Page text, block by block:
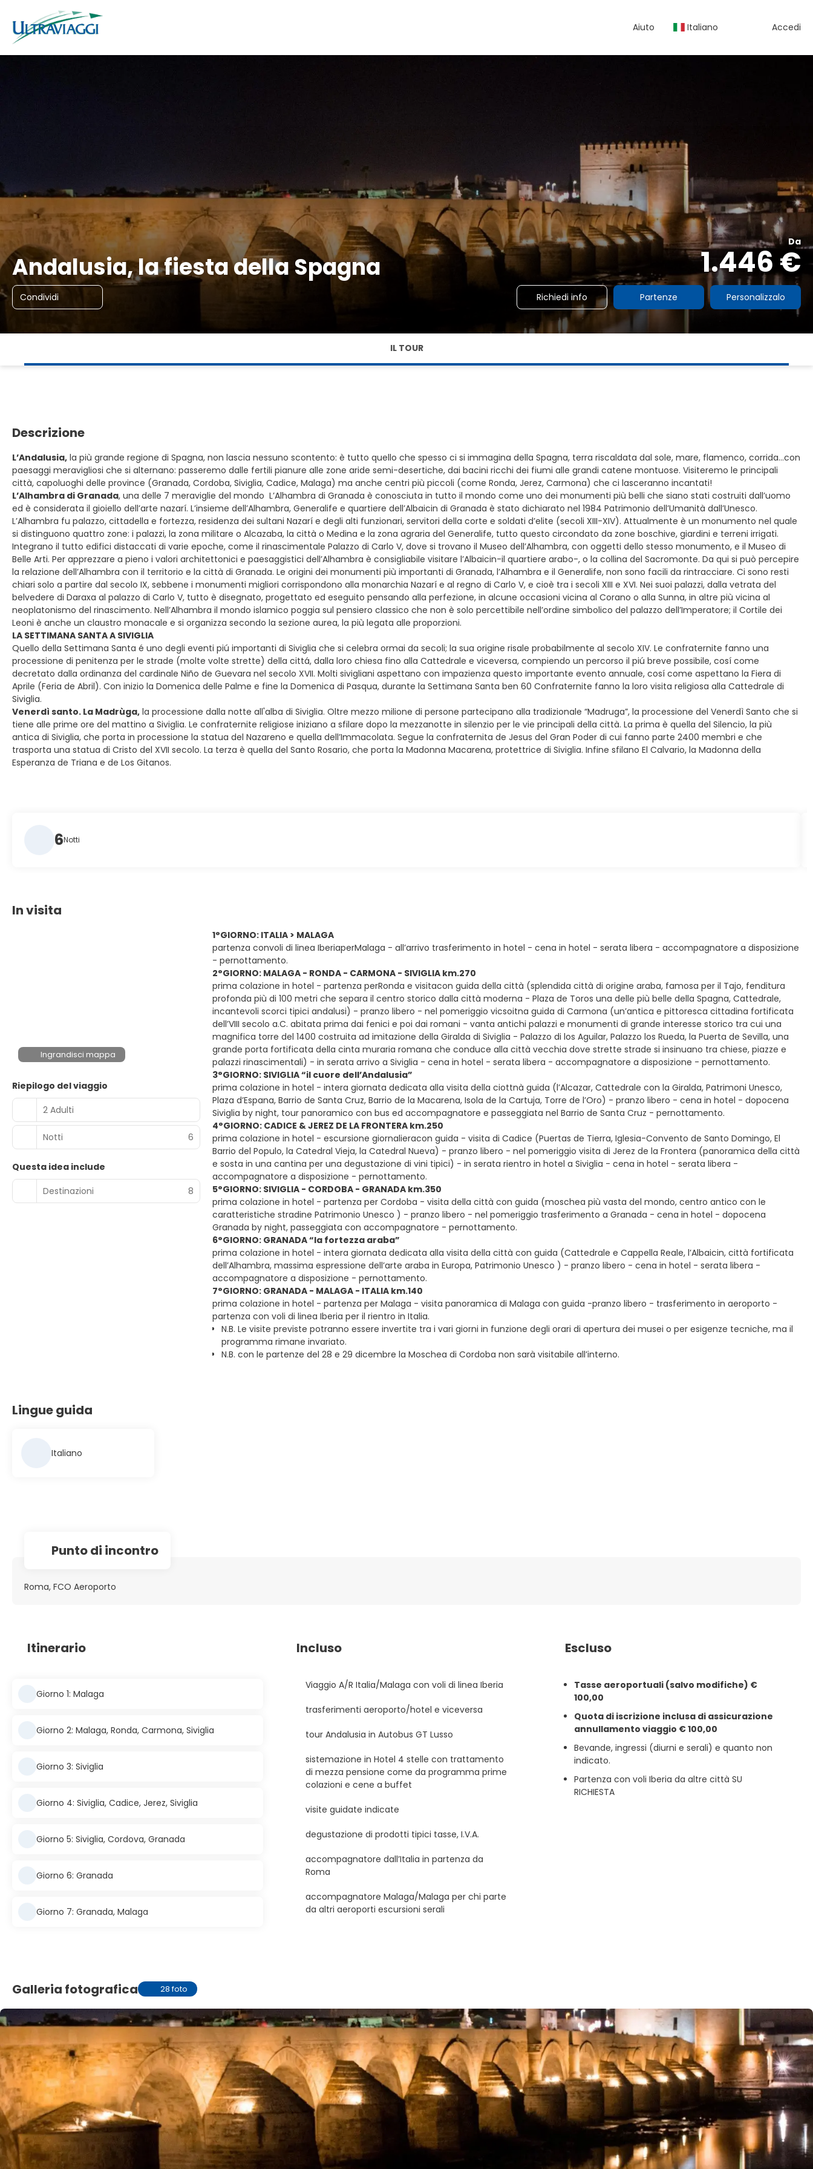
Aiuto Italiano Accedi
Andalusia, la fiesta della Spagna
Da
1.446 €
Condividi Richiedi info Partenze Personalizzalo
IL TOUR
Descrizione
L’Andalusia, la più grande regione di Spagna, non lascia nessuno scontento: è tutto quello che spesso ci si immagina della Spagna, terra riscaldata dal sole, mare, flamenco, corrida...con
paesaggi meravigliosi che si alternano: passeremo dalle fertili pianure alle zone aride semi-desertiche, dai bacini ricchi dei fiumi alle grandi catene montuose. Visiteremo le principali
città, capoluoghi delle province (Granada, Cordoba, Siviglia, Cadice, Malaga) ma anche centri più piccoli (come Ronda, Jerez, Carmona) che ci lasceranno incantati!
L’Alhambra di Granada, una delle 7 meraviglie del mondo L’Alhambra di Granada è conosciuta in tutto il mondo come uno dei monumenti più belli che siano stati costruiti dall’uomo
ed è considerata il gioiello dell’arte nazarí. L’insieme dell’Alhambra, Generalife e quartiere dell’Albaicin di Granada è stato dichiarato nel 1984 Patrimonio dell’Umanità dall’Unesco.
L’Alhambra fu palazzo, cittadella e fortezza, residenza dei sultani Nazarí e degli alti funzionari, servitori della corte e soldati d’elite (secoli XIII-XIV). Attualmente è un monumento nel quale
si distinguono quattro zone: i palazzi, la zona militare o Alcazaba, la città o Medina e la zona agraria del Generalife, tutto questo circondato da zone boschive, giardini e terreni irrigati.
Integrano il tutto edifici distaccati di varie epoche, come il rinascimentale Palazzo di Carlo V, dove si trovano il Museo dell’Alhambra, con oggetti dello stesso monumento, e il Museo di
Belle Arti. Per apprezzare a pieno i valori architettonici e paesaggistici dell’Alhambra è consigliabile visitare l’Albaicin-il quartiere arabo-, o la collina del Sacromonte. Da qui si può percepire
la relazione dell’Alhambra con il territorio e la città di Granada. Le origini dei monumenti più importanti di Granada, l’Alhambra e il Generalife, non sono facili da rintracciare. Ci sono resti
chiari solo a partire dal secolo IX, sebbene i monumenti migliori corrispondono alla monarchia Nazarí e al regno di Carlo V, e cioè tra i secoli XIII e XVI. Nei suoi palazzi, dalla vetrata del
belvedere di Daraxa al palazzo di Carlo V, tutto è disegnato, progettato ed eseguito pensando alla perfezione, in alcune occasioni vicina al Corano o alla Sunna, in altre più vicina al
neoplatonismo del rinascimento. Nell’Alhambra il mondo islamico poggia sul pensiero classico che non è solo percettibile nell’ordine simbolico del palazzo dell’Imperatore; il Cortile dei
Leoni è anche un claustro monacale e si organizza secondo la sezione aurea, la più legata alle proporzioni.
LA SETTIMANA SANTA A SIVIGLIA
Quello della Settimana Santa é uno degli eventi piú importanti di Siviglia che si celebra ormai da secoli; la sua origine risale probabilmente al secolo XIV. Le confraternite fanno una
processione di penitenza per le strade (molte volte strette) della cittá, dalla loro chiesa fino alla Cattedrale e viceversa, compiendo un percorso il piú breve possibile, cosí come
decretato dalla ordinanza del cardinale Niño de Guevara nel secolo XVII. Molti sivigliani aspettano con impazienza questo importante evento annuale, cosí come aspettano la Fiera di
Aprile (Feria de Abril). Con inizio la Domenica delle Palme e fine la Domenica di Pasqua, durante la Settimana Santa ben 60 Confraternite fanno la loro visita religiosa alla Cattedrale di
Siviglia.
Venerdì santo. La Madrùga, la processione dalla notte all'alba di Siviglia. Oltre mezzo milione di persone partecipano alla tradizionale “Madruga”, la processione del Venerdì Santo che si
tiene alle prime ore del mattino a Siviglia. Le confraternite religiose iniziano a sfilare dopo la mezzanotte in silenzio per le vie principali della città. La prima è quella del Silencio, la più
antica di Siviglia, che porta in processione la statua del Nazareno e quella dell’Immacolata. Segue la confraternita de Jesus del Gran Poder di cui fanno parte 2400 membri e che
trasporta una statua di Cristo del XVII secolo. La terza è quella del Santo Rosario, che porta la Madonna Macarena, protettrice di Siviglia. Infine sfilano El Calvario, la Madonna della
Esperanza de Triana e de Los Gitanos.
6Notti
In visita
Ingrandisci mappa
Riepilogo del viaggio
2 Adulti
Notti 6
Questa idea include
Destinazioni
8
1°GIORNO: ITALIA > MALAGA
partenza convoli di linea IberiaperMalaga - all’arrivo trasferimento in hotel - cena in hotel - serata libera - accompagnatore a disposizione
- pernottamento.
2°GIORNO: MALAGA - RONDA - CARMONA - SIVIGLIA km.270
prima colazione in hotel - partenza perRonda e visitacon guida della città (splendida città di origine araba, famosa per il Tajo, fenditura
profonda più di 100 metri che separa il centro storico dalla città moderna - Plaza de Toros una delle più belle della Spagna, Cattedrale,
incantevoli scorci tipici andalusi) - pranzo libero - nel pomeriggio vicsoitna guida di Carmona (un’antica e pittoresca cittadina fortificata
dell’VIII secolo a.C. abitata prima dai fenici e poi dai romani - vanta antichi palazzi e monumenti di grande interesse storico tra cui una
magnifica torre del 1400 costruita ad imitazione della Giralda di Siviglia - Palazzo di los Aguilar, Palazzo los Rueda, la Puerta de Sevilla, una
grande porta fortificata della cinta muraria romana che conduce alla città vecchia dove strette strade si insinuano tra chiese, piazze e
palazzi rinascimentali) - in serata arrivo a Siviglia - cena in hotel - serata libera - accompagnatore a disposizione - pernottamento.
3°GIORNO: SIVIGLIA “il cuore dell’Andalusia”
prima colazione in hotel - intera giornata dedicata alla visita della ciottnà guida (l’Alcazar, Cattedrale con la Giralda, Patrimoni Unesco,
Plaza d’Espana, Barrio de Santa Cruz, Barrio de la Macarena, Isola de la Cartuja, Torre de l’Oro) - pranzo libero - cena in hotel - dopocena
Siviglia by night, tour panoramico con bus ed accompagnatore e passeggiata nel Barrio de Santa Cruz - pernottamento.
4°GIORNO: CADICE & JEREZ DE LA FRONTERA km.250
prima colazione in hotel - escursione giornalieracon guida - visita di Cadice (Puertas de Tierra, Iglesia-Convento de Santo Domingo, El
Barrio del Populo, la Catedral Vieja, la Catedral Nueva) - pranzo libero - nel pomeriggio visita di Jerez de la Frontera (panoramica della città
e sosta in una cantina per una degustazione di vini tipici) - in serata rientro in hotel a Siviglia - cena in hotel - serata libera -
accompagnatore a disposizione - pernottamento.
5°GIORNO: SIVIGLIA - CORDOBA - GRANADA km.350
prima colazione in hotel - partenza per Cordoba - visita della città con guida (moschea più vasta del mondo, centro antico con le
caratteristiche stradine Patrimonio Unesco ) - pranzo libero - nel pomeriggio trasferimento a Granada - cena in hotel - dopocena
Granada by night, passeggiata con accompagnatore - pernottamento.
6°GIORNO: GRANADA “la fortezza araba”
prima colazione in hotel - intera giornata dedicata alla visita della città con guida (Cattedrale e Cappella Reale, l’Albaicin, città fortificata
dell’Alhambra, massima espressione dell’arte araba in Europa, Patrimonio Unesco ) - pranzo libero - cena in hotel - serata libera -
accompagnatore a disposizione - pernottamento.
7°GIORNO: GRANADA - MALAGA - ITALIA km.140
prima colazione in hotel - partenza per Malaga - visita panoramica di Malaga con guida -pranzo libero - trasferimento in aeroporto -
partenza con voli di linea Iberia per il rientro in Italia.
N.B. Le visite previste potranno essere invertite tra i vari giorni in funzione degli orari di apertura dei musei o per esigenze tecniche, ma il
programma rimane invariato.
N.B. con le partenze del 28 e 29 dicembre la Moschea di Cordoba non sarà visitabile all’interno.
Lingue guida
Italiano
Punto di incontro
Roma, FCO Aeroporto
Itinerario
Giorno 1: Malaga
Giorno 2: Malaga, Ronda, Carmona, Siviglia
Giorno 3: Siviglia
Giorno 4: Siviglia, Cadice, Jerez, Siviglia
Giorno 5: Siviglia, Cordova, Granada
Giorno 6: Granada
Giorno 7: Granada, Malaga
Incluso
Viaggio A/R Italia/Malaga con voli di linea Iberia
trasferimenti aeroporto/hotel e viceversa
tour Andalusia in Autobus GT Lusso
sistemazione in Hotel 4 stelle con trattamento
di mezza pensione come da programma prime
colazioni e cene a buffet
visite guidate indicate
degustazione di prodotti tipici tasse, I.V.A.
accompagnatore dall’Italia in partenza da
Roma
accompagnatore Malaga/Malaga per chi parte
da altri aeroporti escursioni serali
Escluso
Tasse aeroportuali (salvo modifiche) €
100,00
Quota di iscrizione inclusa di assicurazione
annullamento viaggio € 100,00
Bevande, ingressi (diurni e serali) e quanto non
indicato.
Partenza con voli Iberia da altre città SU
RICHIESTA
Galleria fotografica 28 foto